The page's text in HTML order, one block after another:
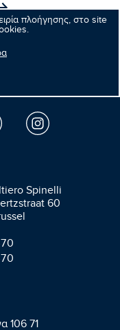
πλοήγησης, στο site
Spinelli
60
106 71